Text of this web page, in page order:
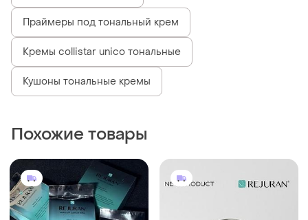
Праймеры под тональный крем
Кремы collistar unico тональные
Кушоны тональные кремы
Похожие товары